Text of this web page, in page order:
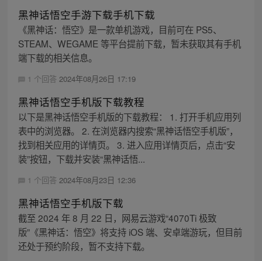
黑神话悟空手游下载手机下载
《黑神话：悟空》是一款单机游戏，目前可在 PS5、
STEAM、WEGAME 等平台提前下载，暂未获取其有手机
端下载的相关信息。
1 个回答 2024年08月26日 17:19
黑神话悟空手机版下载教程
以下是黑神话悟空手机版的下载教程： 1. 打开手机应用列
表中的浏览器。 2. 在浏览器内搜索“黑神话悟空手机版”，
找到相关应用的详情页。 3. 进入应用详情页后，点击“安
装”按钮，下载并安装“黑神话悟...
1 个回答 2024年08月23日 12:36
黑神话悟空手机版下载
截至 2024 年 8 月 22 日，网易云游戏“4070Ti 极致
版”《黑神话：悟空》将支持 iOS 端、安卓端游玩，但目前
还处于预约阶段，暂不支持下载。